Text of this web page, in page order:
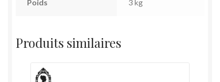
Poids 3 kg
Produits similaires